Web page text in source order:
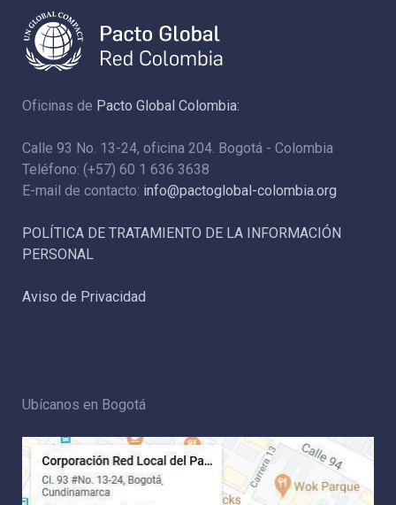
Oficinas de Pacto Global Colombia:
Calle 93 No. 13-24, oficina 204. Bogotá - Colombia
Teléfono: (+57) 60 1 636 3638
E-mail de contacto: info@pactoglobal-colombia.org
POLÍTICA DE TRATAMIENTO DE LA INFORMACIÓN
PERSONAL
Aviso de Privacidad
Ubícanos en Bogotá